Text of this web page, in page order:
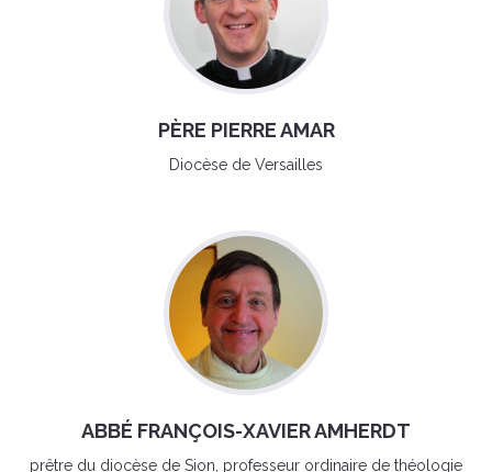
PÈRE PIERRE AMAR
Diocèse de Versailles
ABBÉ FRANÇOIS-XAVIER AMHERDT
prêtre du diocèse de Sion, professeur ordinaire de théologie